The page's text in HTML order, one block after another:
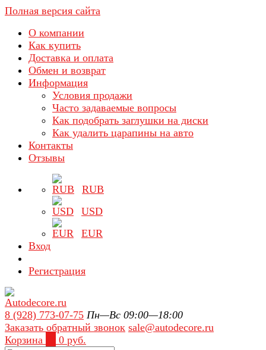
Полная версия сайта
О компании
Как купить
Доставка и оплата
Обмен и возврат
Информация
Условия продажи
Часто задаваемые вопросы
Как подобрать заглушки на диски
Как удалить царапины на авто
Контакты
Отзывы
RUB
USD
EUR
Вход
Регистрация
8 (928) 773-07-75 Пн—Вс 09:00—18:00
Заказать обратный звонок sale@autodecore.ru
Корзина
0 руб.